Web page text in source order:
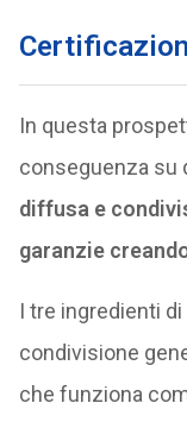
In questa
conseguenza su
diffusa e
garanzie
I tre ingredienti
condivisione
che funziona